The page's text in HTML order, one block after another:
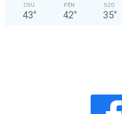
CSÜ
43°
PÉN
42°
SZO
35°